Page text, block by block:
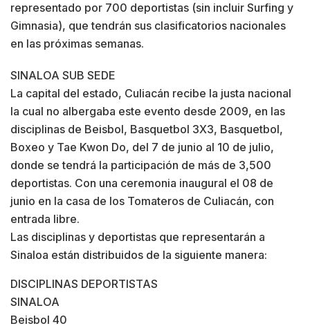
representado por 700 deportistas (sin incluir Surfing y
Gimnasia), que tendrán sus clasificatorios nacionales
en las próximas semanas.
SINALOA SUB SEDE
La capital del estado, Culiacán recibe la justa nacional
la cual no albergaba este evento desde 2009, en las
disciplinas de Beisbol, Basquetbol 3X3, Basquetbol,
Boxeo y Tae Kwon Do, del 7 de junio al 10 de julio,
donde se tendrá la participación de más de 3,500
deportistas. Con una ceremonia inaugural el 08 de
junio en la casa de los Tomateros de Culiacán, con
entrada libre.
Las disciplinas y deportistas que representarán a
Sinaloa están distribuidos de la siguiente manera:
DISCIPLINAS DEPORTISTAS
SINALOA
Beisbol 40